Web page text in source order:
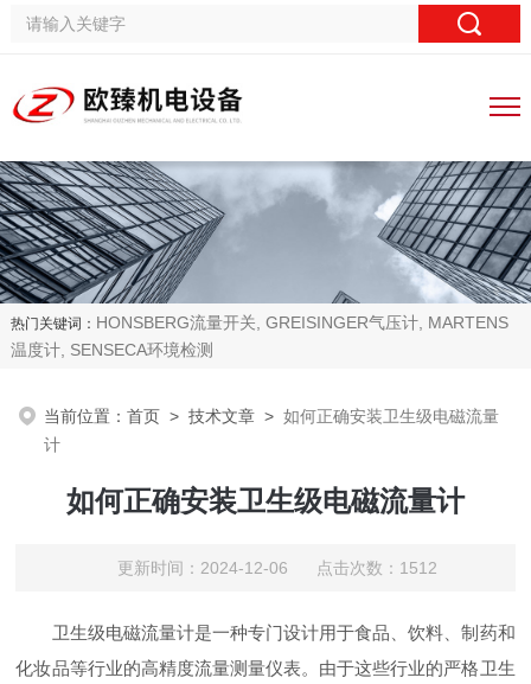
热门关键词： HONSBERG流量开关, GREISINGER气压计, MARTENS
温度计, SENSECA环境检测
当前位置：首页 >技术文章 >如何正确安装卫生级电磁流量
计
如何正确安装卫生级电磁流量计
更新时间：2024-12-06 点击次数：1512
卫生级电磁流量计是一种专门设计用于食品、饮料、制药和
化妆品等行业的高精度流量测量仪表。由于这些行业的严格卫生